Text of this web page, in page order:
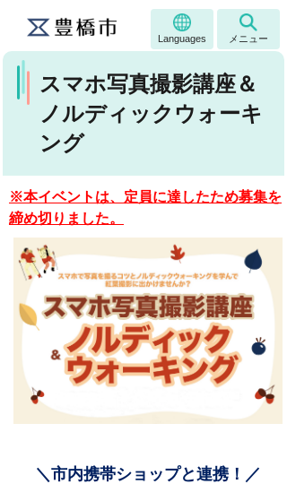
Languages メニュー
スマホ写真撮影講座＆
ノルディックウォーキ
ング
※本イベントは、定員に達したため募集を
締め切りました。
＼市内携帯ショップと連携！／